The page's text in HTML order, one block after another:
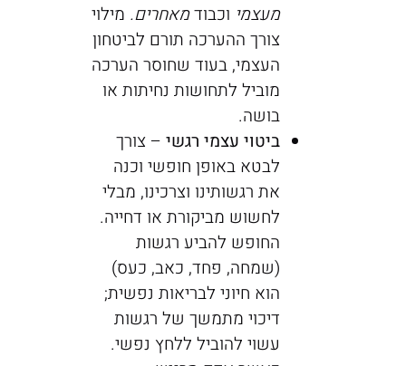
מעצמיוכבודמאחרים.מילוי
צורך ההערכה תורם לביטחון
העצמי, בעוד שחוסר הערכה
מוביל לתחושות נחיתות או
בושה.
ביטוי עצמי רגשי– צורך
לבטא באופן חופשי וכנה
את רגשותינו וצרכינו, מבלי
לחשוש מביקורת או דחייה.
החופש להביע רגשות
(שמחה, פחד, כאב, כעס)
הוא חיוני לבריאות נפשית;
דיכוי מתמשך של רגשות
עשוי להוביל ללחץ נפשי.